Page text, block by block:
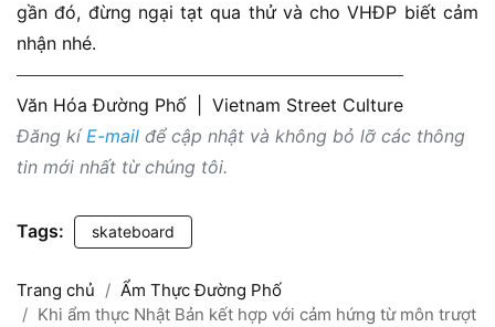
gần đó, đừng ngại tạt qua thử và cho VHĐP biết cảm
nhận nhé.
Văn Hóa Đường Phố
Vietnam Street Culture
Đăng kíE-mail để cập nhật và không bỏ lỡ các thông
tin mới nhất từ chúng tôi.
Tags: skateboard
Trang chủ
Ẩm Thực Đường Phố
Khi ẩm thực Nhật Bản kết hợp với cảm hứng từ môn trượt